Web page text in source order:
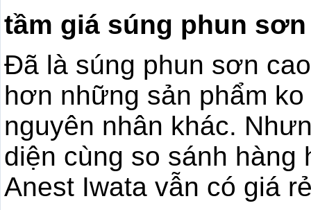
tầm giá súng phun sơn
Đã là súng phun sơn
hơn những sản phẩm
nguyên nhân khác.
diện cùng so sánh hàng
Anest Iwata vẫn có giá